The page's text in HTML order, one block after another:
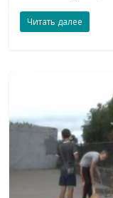
Читать далее